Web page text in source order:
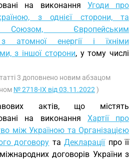
на виконання Угоди про
з однієї сторони, та
Союзом, Європейським
з атомної енергії і їхніми
з іншої сторони, у тому числі
3 доповнено новим абзацом
№ 2718-IX від 03.11.2022 )
актів, що містять
на виконання Хартії про
між Україною та Організацією
договору таДеклараціїпро її
договорів України з